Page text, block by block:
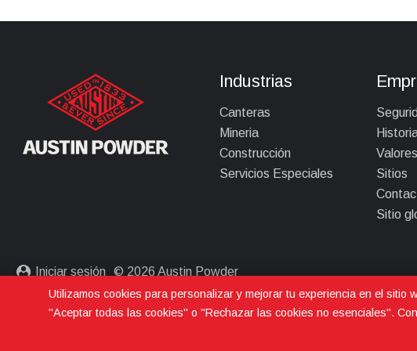
Industrias
Canteras
Mineria
Construcción
Servicios Especiales
Valores
Sitios
Sitio
Iniciar sesión © 2026 Austin Powder
Política de privacidad
Utilizamos cookies para personalizar y mejorar tu experiencia en el
"Aceptar todas las cookies" o "Rechazar las cookies no esenciales".